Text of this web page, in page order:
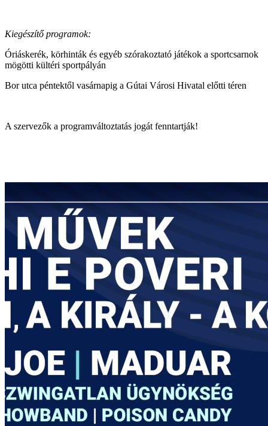
Kiegészítő programok:
Óriáskerék, körhinták és egyéb szórakoztató játékok a sportcsarnok
mögötti kültéri sportpályán
Bor utca péntektől vasárnapig a Gútai Városi Hivatal előtti téren
A szervezők a programváltoztatás jogát fenntartják!